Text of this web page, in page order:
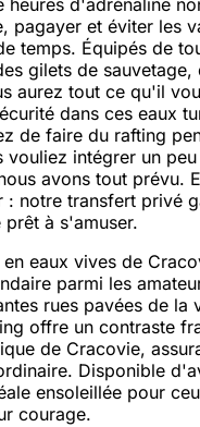
heures d'adrénaline
pagayer et éviter les
temps. Équipés de
gilets de sauvetage,
aurez tout ce qu'il
dans ces eaux
de faire du rafting
vouliez intégrer un
avons tout prévu.
: notre transfert privé
à s'amuser.
eaux vives de
parmi les
rues pavées de la
offre un contraste
de Cracovie,
Disponible
ensoleillée pour
courage.